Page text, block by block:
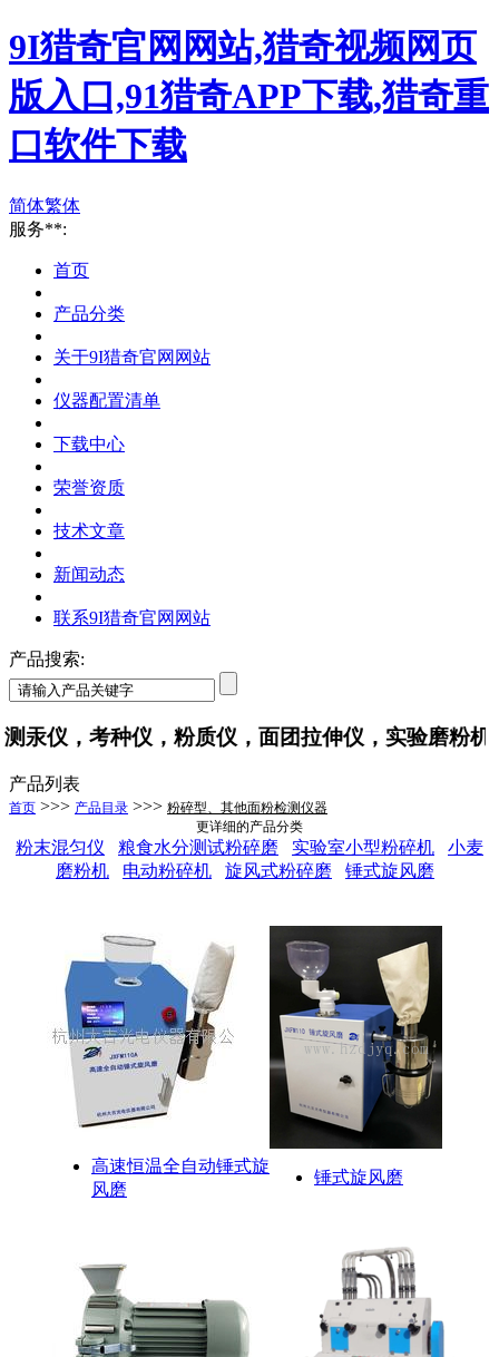
9I猎奇官网网站,猎奇视频网页
版入口,91猎奇APP下载,猎奇重
口软件下载
简体繁体
服务**:
首页
产品分类
关于9I猎奇官网网站
仪器配置清单
下载中心
荣誉资质
技术文章
新闻动态
联系9I猎奇官网网站
产品搜索:
，考种仪，粉质仪，面团拉伸仪，实验磨粉机
产品列表
首页 >>> 产品目录 >>> 粉碎型、其他面粉检测仪器
更详细的产品分类
粉末混匀仪 粮食水分测试粉碎磨 实验室小型粉碎机
小麦
磨粉机
电动粉碎机 旋风式粉碎磨 锤式旋风磨
高速恒温全自动锤式旋
风磨
锤式旋风磨